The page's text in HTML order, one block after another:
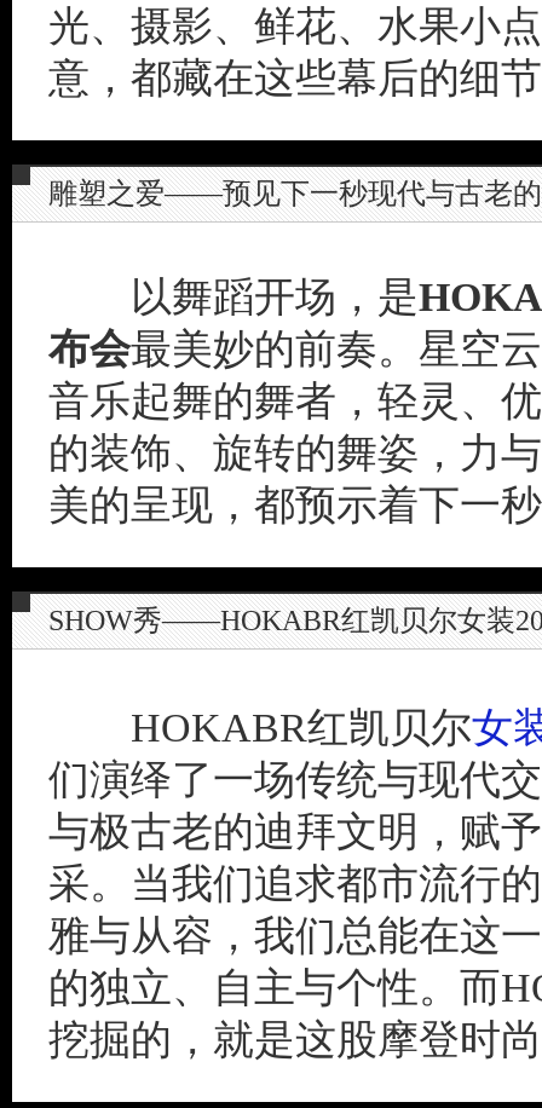
光、摄影、鲜花、水果小
意，都藏在这些幕后的细
雕塑之爱——预见下一秒现代与古老
以舞蹈开场，是
布会最美妙的前奏。星空
音乐起舞的舞者，轻灵、
的装饰、旋转的舞姿，力
美的呈现，都预示着下一
SHOW秀——HOKABR红凯贝尔女装
HOKABR红凯贝尔女
们演绎了一场传统与现代
与极古老的迪拜文明，赋
采。当我们追求都市流行
雅与从容，我们总能在这
的独立、自主与个性。而
挖掘的，就是这股摩登时